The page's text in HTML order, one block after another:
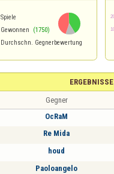
Spiele
Gewonnen (1750)
Durchschn. Gegnerbewertung
ERGEBNISSE
Gegner
OcRaM
Re Mida
houd
Paoloangelo